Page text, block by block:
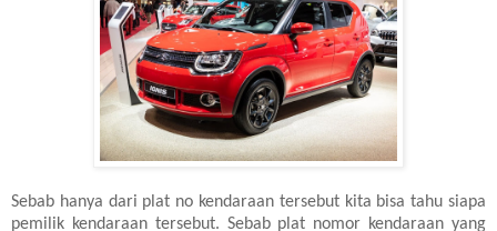
Sebab hanya dari plat no kendaraan tersebut kita bisa tahu siapa
pemilik kendaraan tersebut. Sebab plat nomor kendaraan yang